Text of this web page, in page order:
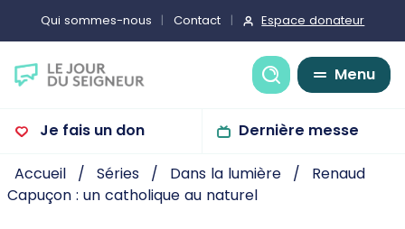
Qui sommes-nous Contact Espace donateur
Recherche
Menu
Je fais un don Dernière messe
Accueil Séries Dans la lumière
Renaud
Capuçon : un catholique au naturel